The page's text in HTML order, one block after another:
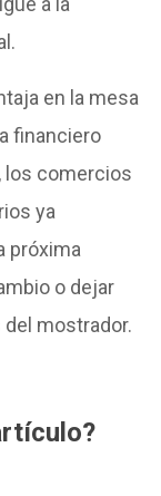
en la mesa
financiero
los comercios
ya
próxima
o dejar
mostrador.